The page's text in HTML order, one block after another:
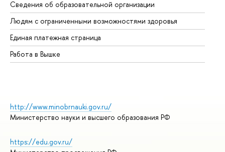
Сведения об образовательной организации
Людям с ограниченными возможностями здоровья
Единая платежная страница
Работа в Вышке
http://www.minobrnauki.gov.ru/
Министерство науки и высшего образования РФ
https://edu.gov.ru/